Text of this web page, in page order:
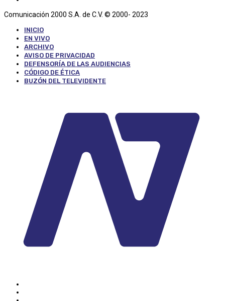
Comunicación 2000 S.A. de C.V. © 2000- 2023
INICIO
EN VIVO
ARCHIVO
AVISO DE PRIVACIDAD
DEFENSORÍA DE LAS AUDIENCIAS
CÓDIGO DE ÉTICA
BUZÓN DEL TELEVIDENTE